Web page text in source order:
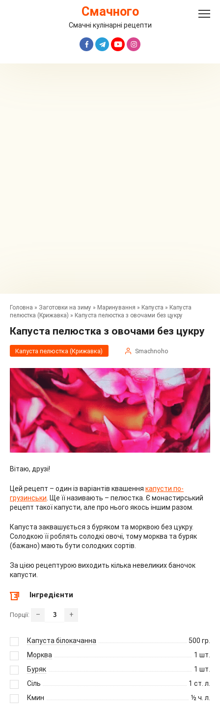
Смачного
Смачні кулінарні рецепти
Головна » Заготовки на зиму » Маринування » Капуста » Капуста
пелюстка (Крижавка) » Капуста пелюстка з овочами без цукру
Капуста пелюстка з овочами без цукру
Капуста пелюстка (Крижавка) Smachnoho
Вітаю, друзі!
Цей рецепт – один із варіантів квашення капусти по-
грузинськи . Ще її називають – пелюстка. Є монастирський
рецепт такої капусти, але про нього якось іншим разом.
Капуста заквашується з буряком та морквою без цукру.
Солодкою її роблять солодкі овочі, тому морква та буряк
(бажано) мають бути солодких сортів.
За цією рецептурою виходить кілька невеликих баночок
капусти.
Інгредієнти
Порції: – +
Капуста білокачанна 500 гр.
Морква
1 шт.
Буряк
1 шт.
Сіль
1 ст. л.
Кмин
½ ч. л.